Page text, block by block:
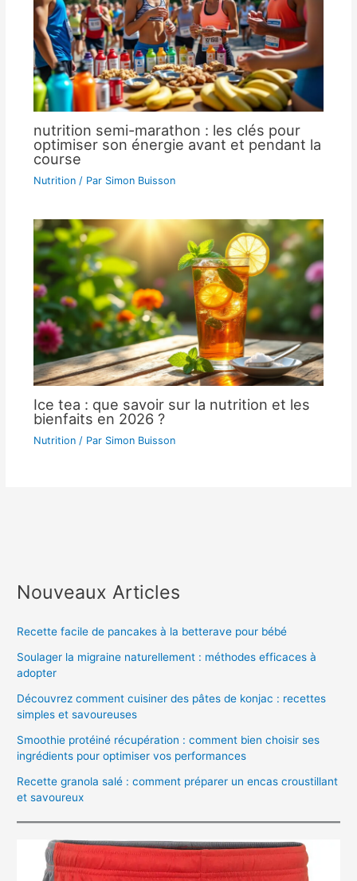
nutrition semi-marathon : les clés pour
optimiser son énergie avant et pendant la
course
Nutrition/ Par Simon Buisson
Ice tea : que savoir sur la nutrition et les
bienfaits en 2026 ?
Nutrition/ Par Simon Buisson
Nouveaux Articles
Recette facile de pancakes à la betterave pour bébé
Soulager la migraine naturellement : méthodes efficaces à
adopter
Découvrez comment cuisiner des pâtes de konjac : recettes
simples et savoureuses
Smoothie protéiné récupération : comment bien choisir ses
ingrédients pour optimiser vos performances
Recette granola salé : comment préparer un encas croustillant
et savoureux